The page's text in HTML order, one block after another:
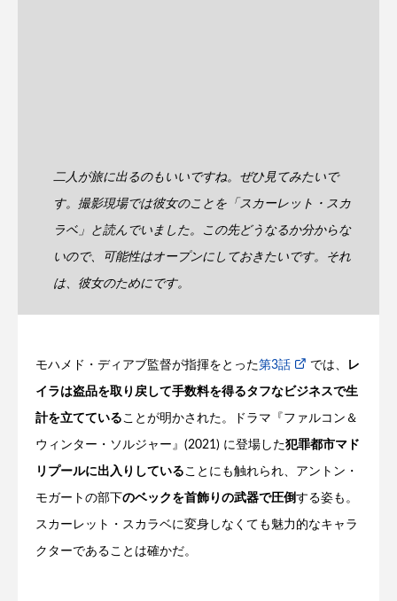
二人が旅に出るのもいいですね。ぜひ見てみたいで
す。撮影現場では彼女のことを「スカーレット・スカ
ラベ」と読んでいました。この先どうなるか分からな
いので、可能性はオープンにしておきたいです。それ
は、彼女のためにです。
モハメド・ディアブ監督が指揮をとった第3話 では、 レ
イラは盗品を取り戻して手数料を得るタフなビジネスで生
計を立てていることが明かされた。ドラマ『ファルコン＆
ウィンター・ソルジャー』(2021) に登場した犯罪都市マド
リプールに出入りしていることにも触れられ、アントン・
モガートの部下のベックを首飾りの武器で圧倒する姿も。
スカーレット・スカラベに変身しなくても魅力的なキャラ
クターであることは確かだ。